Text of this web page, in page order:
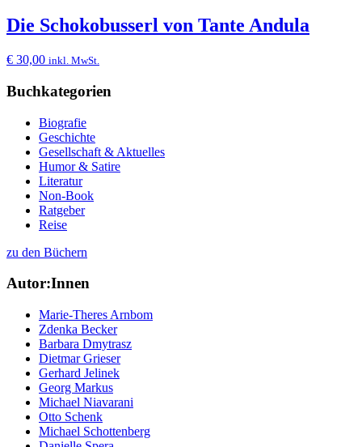
Die Schokobusserl von Tante Andula
€ 30,00 inkl. MwSt.
Buchkategorien
Biografie
Geschichte
Gesellschaft & Aktuelles
Humor & Satire
Literatur
Non-Book
Ratgeber
Reise
zu den Büchern
Autor:Innen
Marie-Theres Arnbom
Zdenka Becker
Barbara Dmytrasz
Dietmar Grieser
Gerhard Jelinek
Georg Markus
Michael Niavarani
Otto Schenk
Michael Schottenberg